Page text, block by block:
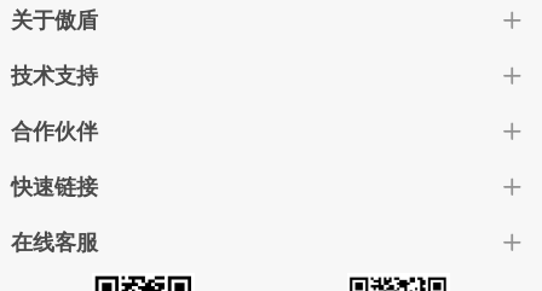
关于傲盾
技术支持
合作伙伴
快速链接
在线客服